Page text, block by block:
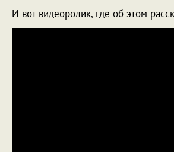
И вот видеоролик, где об этом